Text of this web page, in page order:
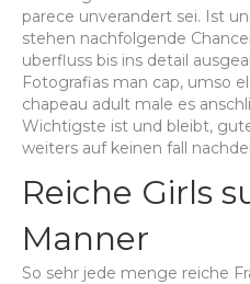
parece unverandert sei. Ist
stehen nachfolgende
uberfluss bis ins detail
Fotografi­as man cap, umso
chapeau adult male es
Wichtigste ist und bleibt,
weiters auf keinen fall
Reiche Girls
Manner
So sehr jede menge reiche